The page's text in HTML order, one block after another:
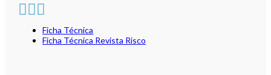
Ficha Técnica
Ficha Técnica Revista Risco